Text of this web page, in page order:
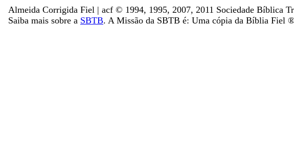
Almeida Corrigida Fiel | acf ©️ 1994, 1995, 2007, 2011 Sociedade Bíblica
Saiba mais sobre a SBTB. A Missão da SBTB é: Uma cópia da Bíblia Fiel